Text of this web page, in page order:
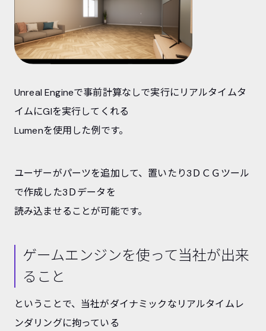
Unreal Engineで事前計算なしで実行にリアルタイムタ
イムにGIを実行してくれる
Lumenを使用した例です。
ユーザーがパーツを追加して、置いたり3ＤＣＧツール
で作成した3Ｄデータを
読み込ませることが可能です。
ゲームエンジンを使って当社が出来
ること
ということで、当社がダイナミックなリアルタイムレ
ンダリングに拘っている